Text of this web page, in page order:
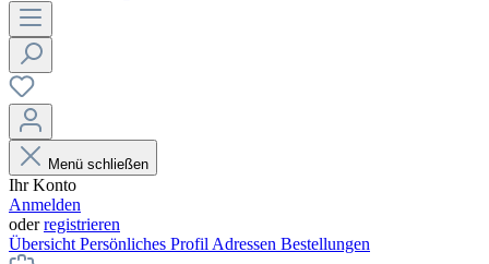
Menü schließen
Ihr Konto
Anmelden
oderregistrieren
Übersicht Persönliches Profil Adressen Bestellungen